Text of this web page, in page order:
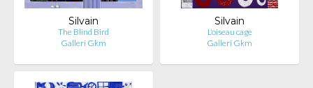
Silvain
The Blind Bird
Galleri Gkm
Silvain
L'oiseau cage
Galleri Gkm